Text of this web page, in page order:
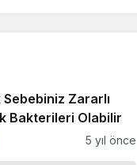
Sebebiniz Zararlı
Bakterileri Olabilir
5 yıl önce